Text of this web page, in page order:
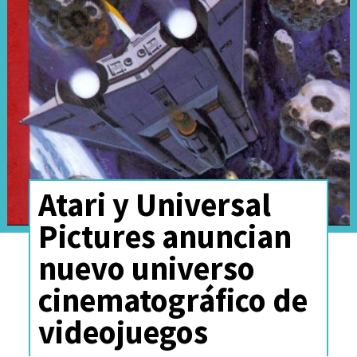
Atari y Universal
Pictures anuncian
nuevo universo
cinematográfico de
videojuegos